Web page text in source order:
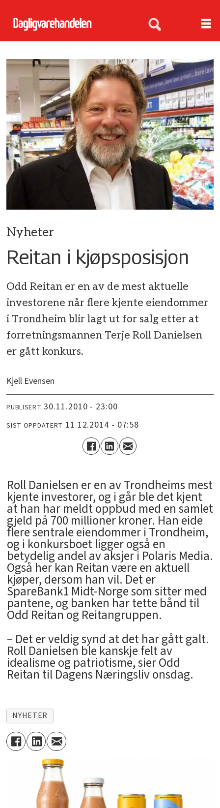
Nyheter
Reitan i kjøpsposisjon
Odd Reitan er en av de mest aktuelle
investorene når flere kjente eiendommer
i Trondheim blir lagt ut for salg etter at
forretningsmannen Terje Roll Danielsen
er gått konkurs.
Kjell Evensen
PUBLISERT 30.11.2010 - 23:00
SIST OPPDATERT 11.12.2014 - 07:58
Roll Danielsen er en av Trondheims mest
kjente investorer, og i går ble det kjent
at han har meldt oppbud med en samlet
gjeld på 700 millioner kroner. Han eide
flere sentrale eiendommer i Trondheim,
og i konkursboet ligger også en
betydelig andel av aksjer i Polaris Media.
Også her kan Reitan være en aktuell
kjøper, dersom han vil. Det er
SpareBank1 Midt-Norge som sitter med
pantene, og banken har tette bånd til
Odd Reitan og Reitangruppen.
– Det er veldig synd at det har gått galt.
Roll Danielsen ble kanskje felt av
idealisme og patriotisme, sier Odd
Reitan til Dagens Næringsliv onsdag.
NYHETER